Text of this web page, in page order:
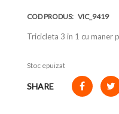
COD PRODUS: VIC_9419
Tricicleta 3 in 1 cu maner
Stoc epuizat
SHARE